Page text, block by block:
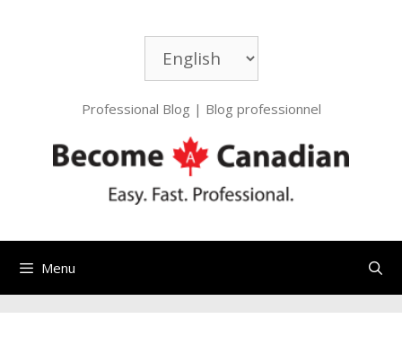
Choisir
une
langue
Professional Blog | Blog professionnel
Menu